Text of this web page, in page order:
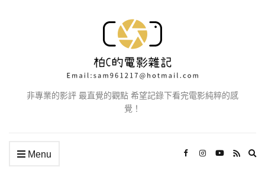
非專業的影評 最直覺的觀點 希望記錄下看完電影純粹的感
覺！
Menu